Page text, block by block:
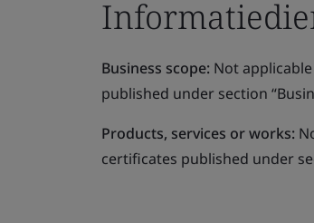
Business scope: Not
published under section
Products, services or works:
certificates published under